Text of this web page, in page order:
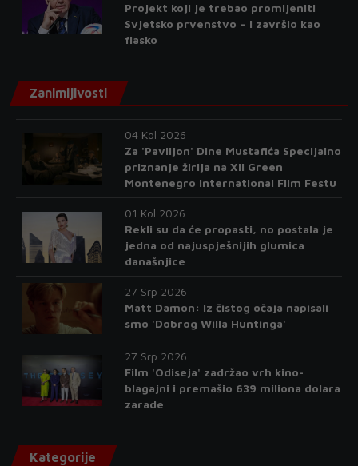
Projekt koji je trebao promijeniti
Svjetsko prvenstvo – i završio kao
fiasko
Zanimljivosti
04 Kol 2026
Za 'Paviljon' Dine Mustafića Specijalno
priznanje žirija na XII Green
Montenegro International Film Festu
01 Kol 2026
Rekli su da će propasti, no postala je
jedna od najuspješnijih glumica
današnjice
27 Srp 2026
Matt Damon: Iz čistog očaja napisali
smo 'Dobrog Willa Huntinga'
27 Srp 2026
Film 'Odiseja' zadržao vrh kino-
blagajni i premašio 639 miliona dolara
zarade
Kategorije